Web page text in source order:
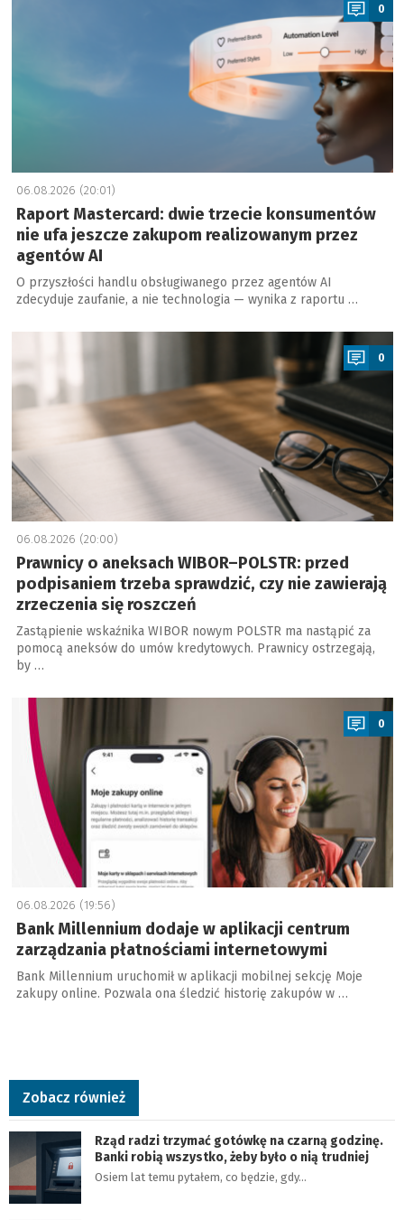
0
06.08.2026 (20:01)
Raport Mastercard: dwie trzecie konsumentów
nie ufa jeszcze zakupom realizowanym przez
agentów AI
O przyszłości handlu obsługiwanego przez agentów AI
zdecyduje zaufanie, a nie technologia — wynika z raportu …
a
0
06.08.2026 (20:00)
Prawnicy o aneksach WIBOR–POLSTR: przed
podpisaniem trzeba sprawdzić, czy nie zawierają
zrzeczenia się roszczeń
Zastąpienie wskaźnika WIBOR nowym POLSTR ma nastąpić za
pomocą aneksów do umów kredytowych. Prawnicy ostrzegają,
by …
0
06.08.2026 (19:56)
Bank Millennium dodaje w aplikacji centrum
zarządzania płatnościami internetowymi
Bank Millennium uruchomił w aplikacji mobilnej sekcję Moje
zakupy online. Pozwala ona śledzić historię zakupów w …
Zobacz również
Rząd radzi trzymać gotówkę na czarną godzinę.
Banki robią wszystko, żeby było o nią trudniej
Osiem lat temu pytałem, co będzie, gdy…